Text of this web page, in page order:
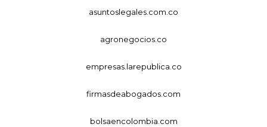
asuntoslegales.com.co
agronegocios.co
empresas.larepublica.co
firmasdeabogados.com
bolsaencolombia.com